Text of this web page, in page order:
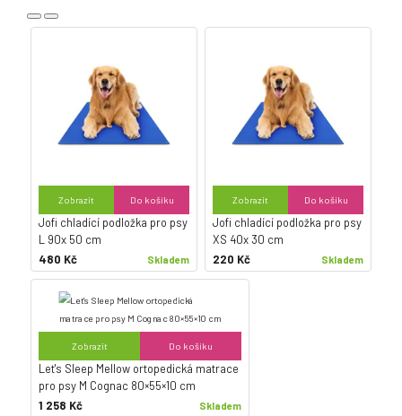
Zobrazit Do košíku
Jofi chladící podložka pro psy
L 90x 50 cm
480 Kč
Skladem
Zobrazit Do košíku
Jofi chladící podložka pro psy
XS 40x 30 cm
220 Kč
Skladem
Zobrazit Do košíku
Let's Sleep Mellow ortopedická matrace
pro psy M Cognac 80×55×10 cm
1 258 Kč
Skladem